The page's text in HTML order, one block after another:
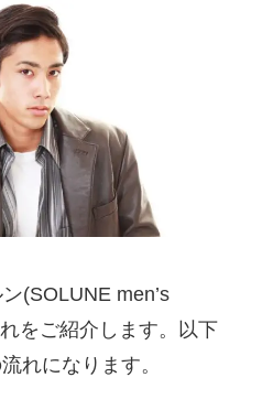
(SOLUNE men’s
をご紹介します。以下
れになります。